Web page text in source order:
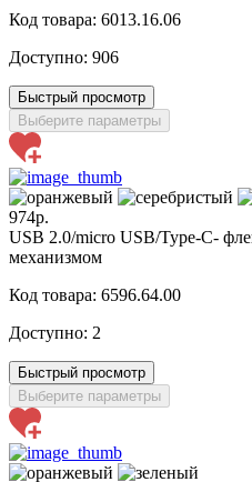
Код товара: 6013.16.06
Доступно: 906
Быстрый просмотр
Выберите параметры
974р.
USB 2.0/micro USB/Type-C-
механизмом
Код товара: 6596.64.00
Доступно: 2
Быстрый просмотр
Выберите параметры